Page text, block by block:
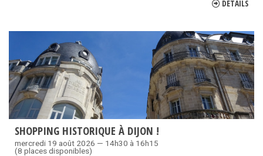
DÉTAILS
SHOPPING HISTORIQUE À DIJON !
mercredi 19 août 2026 — 14h30 à 16h15
(8 places disponibles)